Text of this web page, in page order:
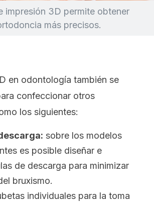
impresión 3D permite obtener
más precisos.
en odontología también se
confeccionar otros
los siguientes:
sobre los modelos
es posible diseñar e
de descarga para minimizar
bruxismo.
individuales para la toma